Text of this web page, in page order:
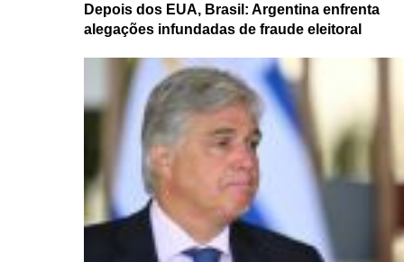
Depois dos EUA, Brasil: Argentina enfrenta
alegações infundadas de fraude eleitoral